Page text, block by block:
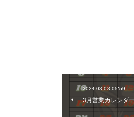
2024.03.03 05:59
3月営業カレンダ